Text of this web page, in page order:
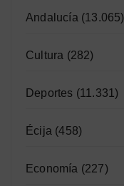
Andalucía (13.065)
Cultura (282)
Deportes (11.331)
Écija (458)
Economía (227)